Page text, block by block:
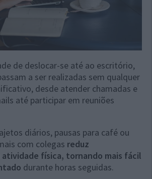
de deslocar-se até ao escritório,
a ser realizadas sem qualquer
desde atender chamadas e
até participar em reuniões
diários, pausas para café ou
com colegas reduz
física, tornando mais fácil
durante horas seguidas.